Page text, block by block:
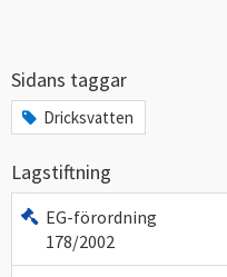
Sidans taggar
Dricksvatten
Lagstiftning
EG-förordning
178/2002